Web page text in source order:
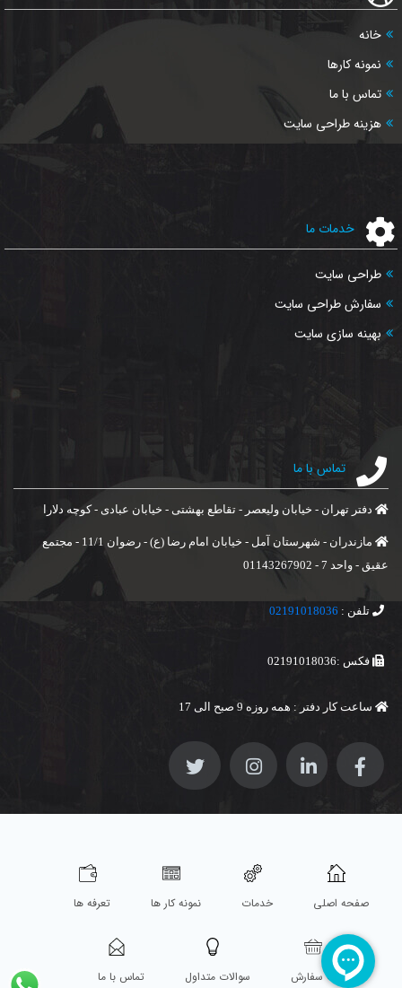
خانه
نمونه کارها
تماس با ما
هزینه طراحی سایت
خدمات ما
طراحی سایت
سفارش طراحی سایت
بهینه سازی سایت
تماس با ما
دفتر تهران - خیابان ولیعصر - تقاطع بهشتی - خیابان عبادی - کوچه دلارا
مازندران - شهرستان آمل - خیابان امام رضا (ع) - رضوان 11/1 - مجتمع
عقیق - واحد 7 - 01143267902
تلفن : 02191018036
فکس :02191018036
ساعت کار دفتر : همه روزه 9 صبح الی 17
صفحه اصلی خدمات نمونه کار ها تعرفه ها
ثبت سفارش سوالات متداول تماس با ما